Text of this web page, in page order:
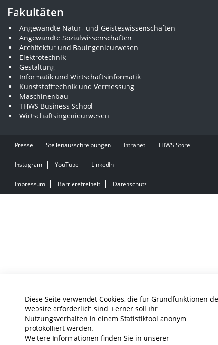
Diese Seite verwendet Cookies, die für Grundfunktionen
Website erforderlich sind. Ferner soll Ihr
Nutzungsverhalten in einem Statistiktool anonym
protokolliert werden.
Weitere Informationen finden Sie in unserer
Fakultäten
Angewandte Natur- und Geisteswissenschaften
Angewandte Sozialwissenschaften
Architektur und Bauingenieurwesen
Elektrotechnik
Gestaltung
Informatik und Wirtschaftsinformatik
Kunststofftechnik und Vermessung
Maschinenbau
THWS Business School
Wirtschaftsingenieurwesen
Presse Stellenausschreibungen Intranet THWS Store
Instagram YouTube LinkedIn
Impressum Barrierefreiheit Datenschutz